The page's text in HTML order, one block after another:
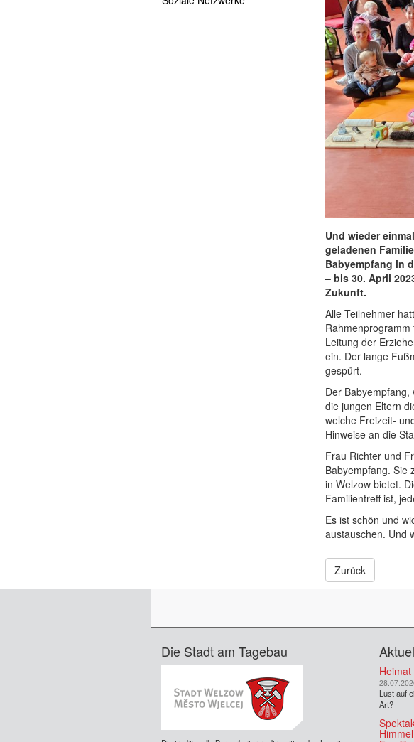
Und wieder
geladenen
Babyempfang in
– bis 30. April
Zukunft.
Alle Teilnehmer
Leitung der
ein. Der lange
gespürt.
Der
die jungen Eltern
welche Freizeit-
Hinweise an die
Frau Richter und
Babyempfang. Sie
in Welzow bietet.
Familientreff ist,
Es ist schön und
austauschen. Und
Zurück
Die Stadt am Tagebau
Lust auf
Art?